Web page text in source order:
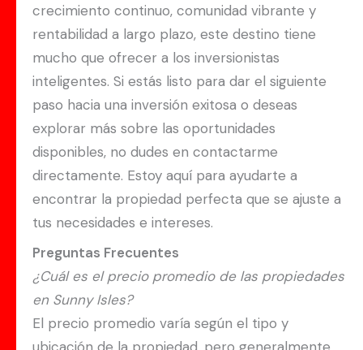
crecimiento continuo, comunidad vibrante y
rentabilidad a largo plazo, este destino tiene
mucho que ofrecer a los inversionistas
inteligentes. Si estás listo para dar el siguiente
paso hacia una inversión exitosa o deseas
explorar más sobre las oportunidades
disponibles, no dudes en contactarme
directamente. Estoy aquí para ayudarte a
encontrar la propiedad perfecta que se ajuste a
tus necesidades e intereses.
Preguntas Frecuentes
¿Cuál es el precio promedio de las propiedades
en Sunny Isles?
El precio promedio varía según el tipo y